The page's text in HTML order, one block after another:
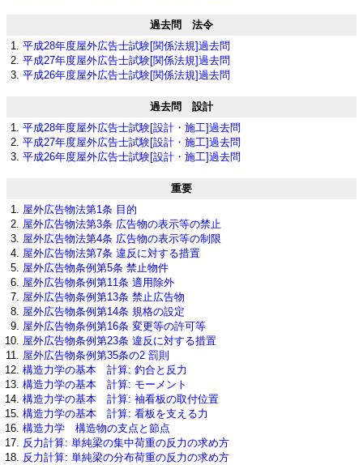
過去問 法令
平成28年度屋外広告士試験[関係法規]過去問
平成27年度屋外広告士試験[関係法規]過去問
平成26年度屋外広告士試験[関係法規]過去問
過去問 設計
平成28年度屋外広告士試験[設計・施工]過去問
平成27年度屋外広告士試験[設計・施工]過去問
平成26年度屋外広告士試験[設計・施工]過去問
重要
屋外広告物法第1条 目的
屋外広告物法第3条 広告物の表示等の禁止
屋外広告物法第4条 広告物の表示等の制限
屋外広告物法第7条 違反に対する措置
屋外広告物条例第5条 禁止物件
屋外広告物条例第11条 適用除外
屋外広告物条例第13条 禁止広告物
屋外広告物条例第14条 規格の設定
屋外広告物条例第16条 変更等の許可等
屋外広告物条例第23条 違反に対する措置
屋外広告物条例第35条の2 罰則
構造力学の基本 計算: 釣合と反力
構造力学の基本 計算: モーメント
構造力学の基本 計算: 袖看板の取付位置
構造力学の基本 計算: 看板を支える力
構造力学 構造物の支点と節点
反力計算: 単純梁の集中荷重の反力の求め方
反力計算: 単純梁の分布荷重の反力の求め方